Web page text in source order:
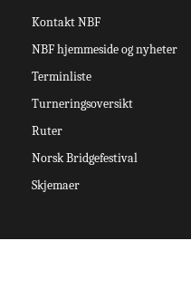
Kontakt NBF
NBF hjemmeside og nyheter
Terminliste
Turneringsoversikt
Ruter
Norsk Bridgefestival
Skjemaer